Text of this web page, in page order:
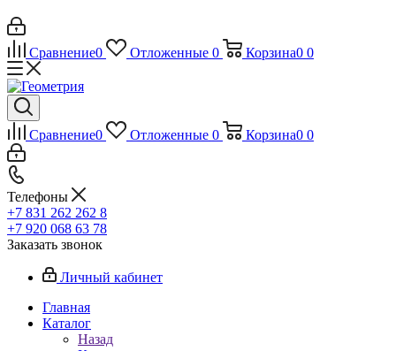
Сравнение0 Отложенные 0 Корзина0 0
Сравнение0 Отложенные 0 Корзина0 0
Телефоны
+7 831 262 262 8
+7 920 068 63 78
Заказать звонок
Личный кабинет
Главная
Каталог
Назад